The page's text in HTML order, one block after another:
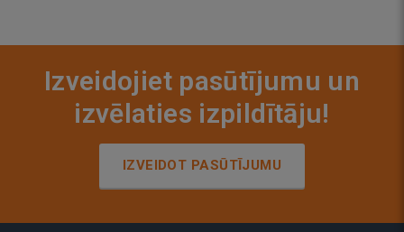
Izveidojiet pasūtījumu un
izvēlaties izpildītāju!
IZVEIDOT PASŪTĪJUMU